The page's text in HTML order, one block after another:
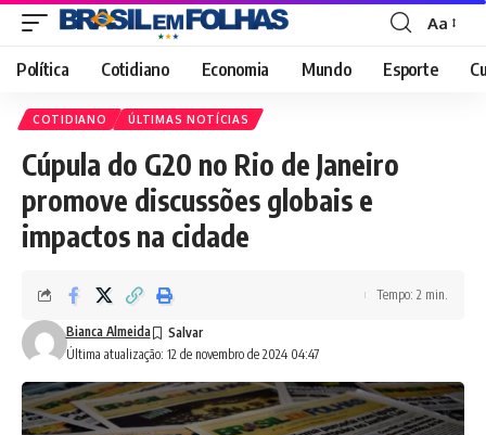
Font
Resizer
Aa
Política Cotidiano Economia Mundo Esporte
COTIDIANO ÚLTIMAS NOTÍCIAS
Cúpula do G20 no Rio de Janeiro
promove discussões globais e
impactos na cidade
Última atualização: 12 de novembro de 2024 04:47
Bianca Almeida
Tempo: 2 min.